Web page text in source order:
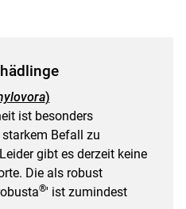
)
ist besonders
Befall zu
gibt es derzeit keine
Die als robust
®' ist zumindest